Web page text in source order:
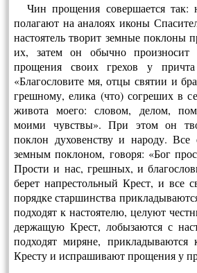
Чин прощения совершается
полагают на аналоях иконы
настоятель творит земные поклоны
их, затем он обычно произносит
прощения своих грехов у
«Благословите мя, отцы святии и
грешному, елика (что) согреших в
живота моего: словом, делом,
моими чувствы». При этом он
поклон духовенству и народу. Все
земным поклоном, говоря: «Бог
Прости и нас, грешных, и
берет напрестольный Крест, и все
порядке старшинства
подходят к настоятелю, целуют
держащую Крест, лобызаются с
подходят миряне,
Кресту и испрашивают прощения у